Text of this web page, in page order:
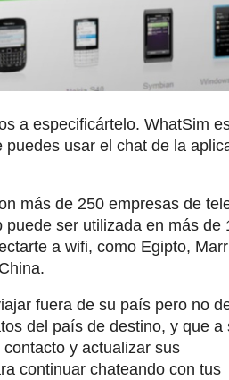
a especificártelo. WhatSim
usar el chat de la
más de 250 empresas de
puede ser utilizada en más de
a wifi, como Egipto,
fuera de su país pero no
del país de destino, y que a
y actualizar sus
continuar chateando con tus